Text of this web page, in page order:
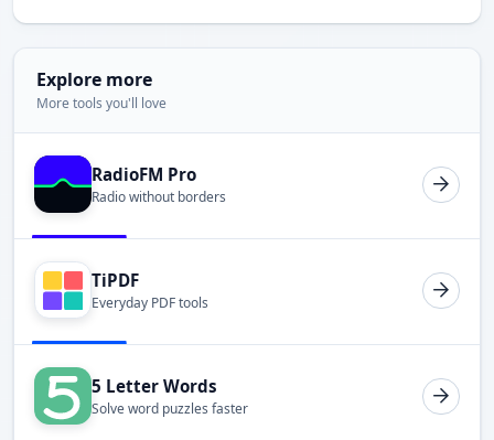
Explore more
More tools you'll love
RadioFM Pro
Radio without borders
TiPDF
Everyday PDF tools
5 Letter Words
Solve word puzzles faster